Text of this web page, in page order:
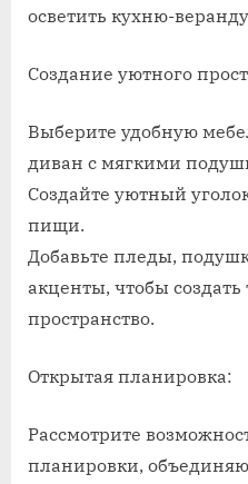
осветить кухню-
Создание уютного
Выберите удобную
диван с мягкими
Создайте уютный
пищи.
Добавьте пледы,
акценты, чтобы
пространство.
Открытая планировка:
Рассмотрите
планировки,